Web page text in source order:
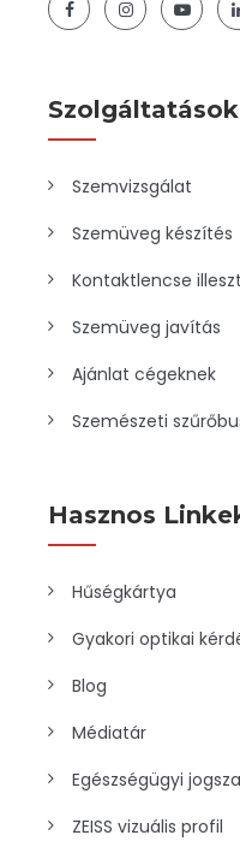
Szolgáltatások
Szemvizsgálat
Szemüveg készítés
Kontaktlencse
Szemüveg javítás
Ajánlat cégeknek
Szemészeti
Hasznos
Hűségkártya
Gyakori optikai
Blog
Médiatár
Egészségügyi
ZEISS vizuális profil